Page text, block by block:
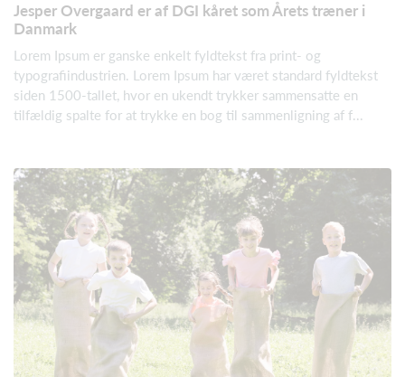
Jesper Overgaard er af DGI kåret som Årets træner i
Danmark
Lorem Ipsum er ganske enkelt fyldtekst fra print- og
typografiindustrien. Lorem Ipsum har været standard fyldtekst
siden 1500-tallet, hvor en ukendt trykker sammensatte en
tilfældig spalte for at trykke en bog til sammenligning af f...